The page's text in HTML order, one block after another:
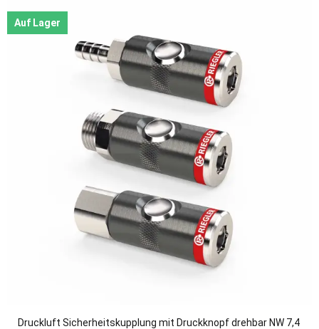
Auf Lager
Druckluft Sicherheitskupplung mit Druckknopf drehbar NW 7,4